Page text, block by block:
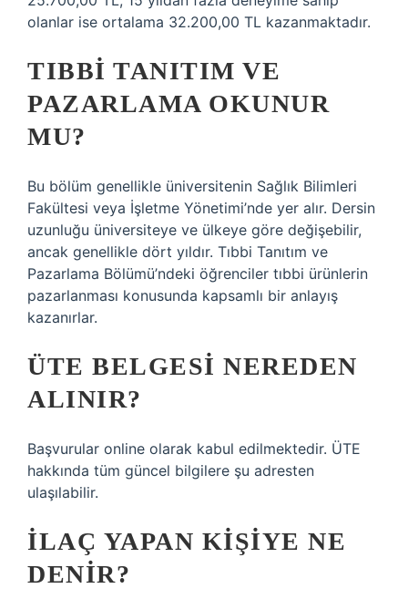
olanlar ise ortalama 32.200,00 TL kazanmaktadır.
TIBBI TANITIM VE
PAZARLAMA OKUNUR
MU?
Bu bölüm genellikle üniversitenin Sağlık Bilimleri
Fakültesi veya İşletme Yönetimi’nde yer alır. Dersin
uzunluğu üniversiteye ve ülkeye göre değişebilir,
ancak genellikle dört yıldır. Tıbbi Tanıtım ve
Pazarlama Bölümü’ndeki öğrenciler tıbbi ürünlerin
pazarlanması konusunda kapsamlı bir anlayış
kazanırlar.
ÜTE BELGESI NEREDEN
ALINIR?
Başvurular online olarak kabul edilmektedir. ÜTE
hakkında tüm güncel bilgilere şu adresten
ulaşılabilir.
İLAÇ YAPAN KIŞIYE NE
DENIR?